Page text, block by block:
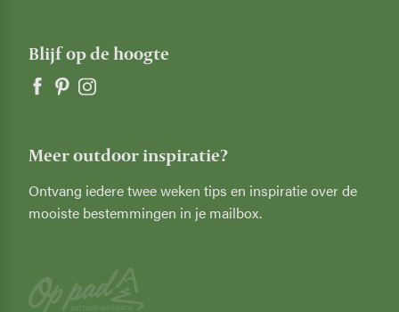
Blijf op de hoogte
Meer outdoor inspiratie?
Ontvang iedere twee weken tips en inspiratie over de
mooiste bestemmingen in je mailbox.